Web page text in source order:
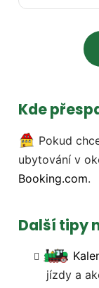
Kde
Pokud
ubytování v
Booking.com.
Další tipy
jízdy a